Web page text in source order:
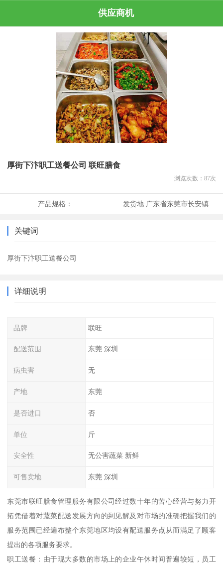
供应商机
厚街下汴职工送餐公司 联旺膳食
浏览次数： 87次
产品规格： 发货地:广东省东莞市长安镇
关键词
厚街下汴职工送餐公司
详细说明
品牌 联旺
配送范围 东莞 深圳
病虫害 无
产地 东莞
是否进口 否
单位 斤
安全性 无公害蔬菜 新鲜
可售卖地 东莞 深圳
东莞市联旺膳食管理服务有限公司经过数十年的苦心经营与努力开
拓凭借着对蔬菜配送发展方向的到见解及对市场的准确把握我们的
服务范围已经遍布整个东莞地区均设有配送服务点从而满足了顾客
提出的各项服务要求。
职工送餐：由于现大多数的市场上的企业午休时间普遍较短，员工